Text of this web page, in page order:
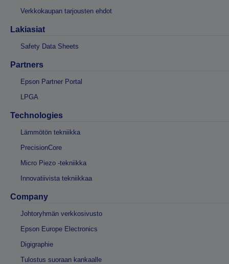
Verkkokaupan tarjousten ehdot
Lakiasiat
Safety Data Sheets
Partners
Epson Partner Portal
LPGA
Technologies
Lämmötön tekniikka
PrecisionCore
Micro Piezo -tekniikka
Innovatiivista tekniikkaa
Company
Johtoryhmän verkkosivusto
Epson Europe Electronics
Digigraphie
Tulostus suoraan kankaalle